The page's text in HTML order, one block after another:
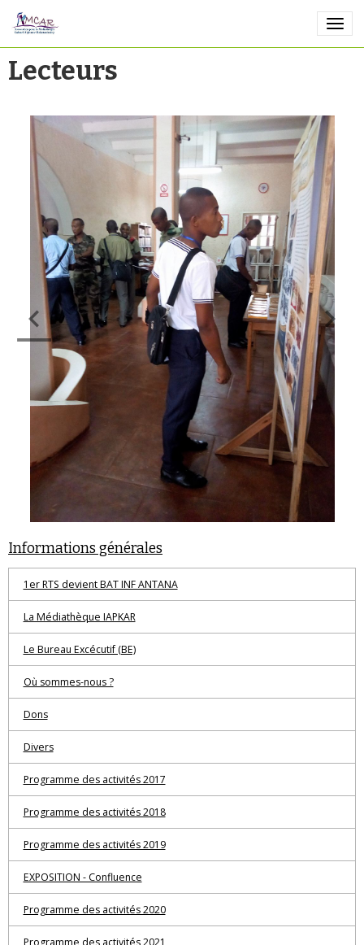
Lecteurs
Informations générales
1er RTS devient BAT INF ANTANA
La Médiathèque IAPKAR
Le Bureau Excécutif (BE)
Où sommes-nous ?
Dons
Divers
Programme des activités 2017
Programme des activités 2018
Programme des activités 2019
EXPOSITION - Confluence
Programme des activités 2020
Programme des activités 2021